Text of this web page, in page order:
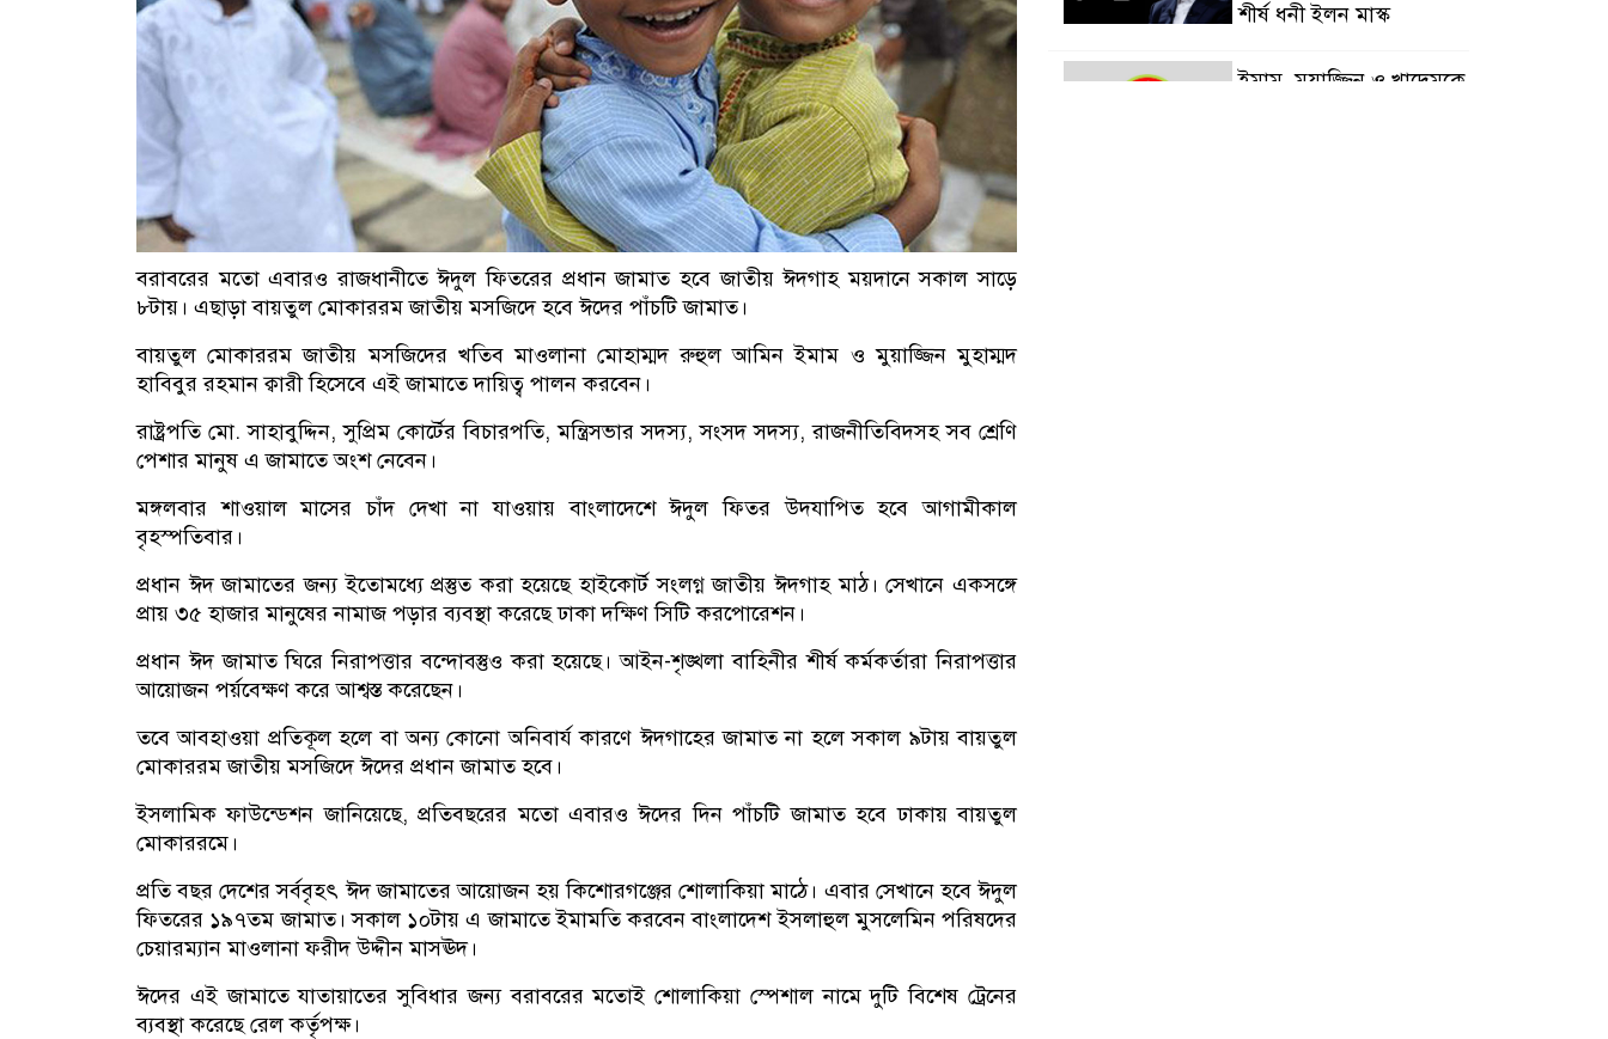
বরাবরের মতো এবারও রাজধানীতে ঈদুল ফিতরের প্রধান জামাত হবে জাতীয় ঈদগাহ ময়দানে সকাল সাড়ে
৮টায়। এছাড়া বায়তুল মোকাররম জাতীয় মসজিদে হবে ঈদের পাঁচটি জামাত।
বায়তুল মোকাররম জাতীয় মসজিদের খতিব মাওলানা মোহাম্মদ রুহুল আমিন ইমাম ও মুয়াজ্জিন মুহাম্মদ
হাবিবুর রহমান ক্বারী হিসেবে এই জামাতে দায়িত্ব পালন করবেন।
রাষ্ট্রপতি মো. সাহাবুদ্দিন, সুপ্রিম কোর্টের বিচারপতি, মন্ত্রিসভার সদস্য, সংসদ সদস্য, রাজনীতিবিদসহ সব শ্রেণি
পেশার মানুষ এ জামাতে অংশ নেবেন।
মঙ্গলবার শাওয়াল মাসের চাঁদ দেখা না যাওয়ায় বাংলাদেশে ঈদুল ফিতর উদযাপিত হবে আগামীকাল
বৃহস্পতিবার।
প্রধান ঈদ জামাতের জন্য ইতোমধ্যে প্রস্তুত করা হয়েছে হাইকোর্ট সংলগ্ন জাতীয় ঈদগাহ মাঠ। সেখানে একসঙ্গে
প্রায় ৩৫ হাজার মানুষের নামাজ পড়ার ব্যবস্থা করেছে ঢাকা দক্ষিণ সিটি করপোরেশন।
প্রধান ঈদ জামাত ঘিরে নিরাপত্তার বন্দোবস্তুও করা হয়েছে। আইন-শৃঙ্খলা বাহিনীর শীর্ষ কর্মকর্তারা নিরাপত্তার
আয়োজন পর্য়বেক্ষণ করে আশ্বস্ত করেছেন।
তবে আবহাওয়া প্রতিকূল হলে বা অন্য কোনো অনিবার্য কারণে ঈদগাহের জামাত না হলে সকাল ৯টায় বায়তুল
মোকাররম জাতীয় মসজিদে ঈদের প্রধান জামাত হবে।
ইসলামিক ফাউন্ডেশন জানিয়েছে, প্রতিবছরের মতো এবারও ঈদের দিন পাঁচটি জামাত হবে ঢাকায় বায়তুল
মোকাররমে।
প্রতি বছর দেশের সর্ববৃহৎ ঈদ জামাতের আয়োজন হয় কিশোরগঞ্জের শোলাকিয়া মাঠে। এবার সেখানে হবে ঈদুল
ফিতরের ১৯৭তম জামাত। সকাল ১০টায় এ জামাতে ইমামতি করবেন বাংলাদেশ ইসলাহুল মুসলেমিন পরিষদের
চেয়ারম্যান মাওলানা ফরীদ উদ্দীন মাসঊদ।
ঈদের এই জামাতে যাতায়াতের সুবিধার জন্য বরাবরের মতোই শোলাকিয়া স্পেশাল নামে দুটি বিশেষ ট্রেনের
ব্যবস্থা করেছে রেল কর্তৃপক্ষ।
শীর্ষ ধনী ইলন মাস্ক
ইমাম, মুয়াজ্জিন ও খাদেমকে